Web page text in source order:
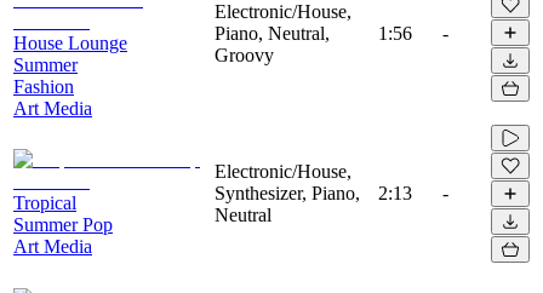
House Lounge
Summer
Fashion
Art Media
Electronic/House,
Piano, Neutral,
Groovy
1:56 -
Tropical
Summer Pop
Art Media
Electronic/House,
Synthesizer, Piano,
Neutral
2:13 -